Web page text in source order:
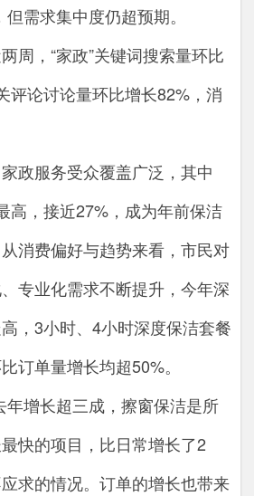
需求集中度仍超预期。
周，“家政”关键词搜索量环比
评论讨论量环比增长82%，消
政服务受众覆盖广泛，其中
高，接近27%，成为年前保洁
消费偏好与趋势来看，市民对
专业化需求不断提升，今年深
，3小时、4小时深度保洁套餐
订单量增长均超50%。
年增长超三成，擦窗保洁是所
快的项目，比日常增长了2
求的情况。订单的增长也带来